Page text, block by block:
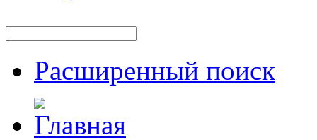
Расширенный поиск